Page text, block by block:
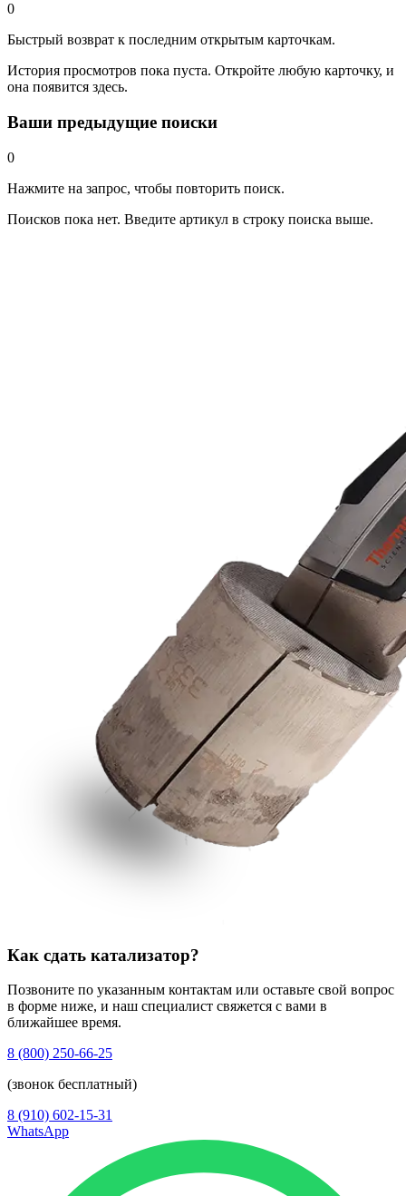
0
Быстрый возврат к последним открытым карточкам.
История просмотров пока пуста. Откройте любую карточку, и
она появится здесь.
Ваши предыдущие поиски
0
Нажмите на запрос, чтобы повторить поиск.
Поисков пока нет. Введите артикул в строку поиска выше.
Как сдать катализатор?
Позвоните по указанным контактам или оставьте свой вопрос
в форме ниже, и наш специалист свяжется с вами в
ближайшее время.
8 (800) 250-66-25
(звонок бесплатный)
8 (910) 602-15-31
WhatsApp